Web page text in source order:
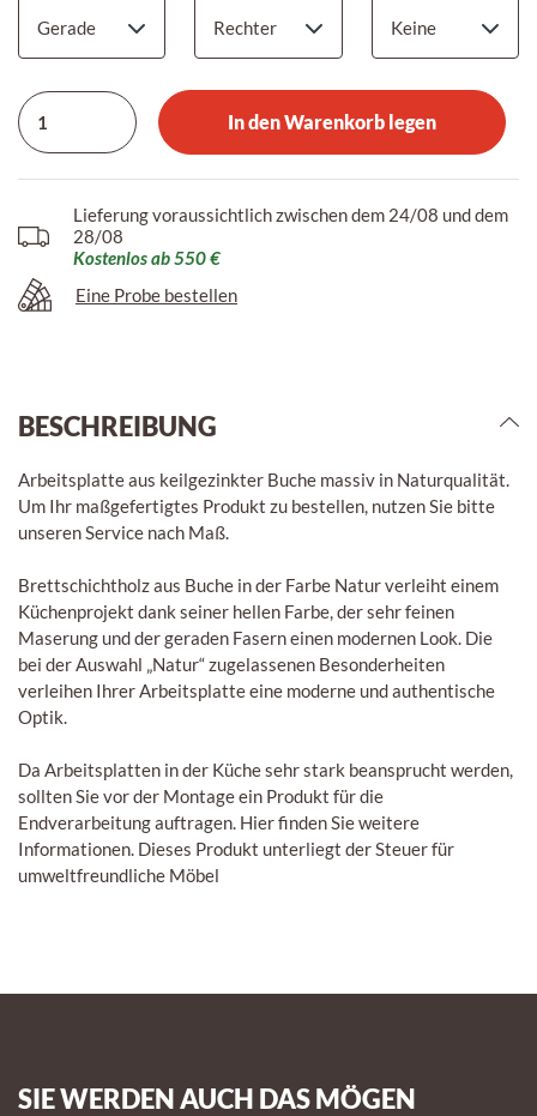
In den Warenkorb legen
Lieferung voraussichtlich zwischen dem 24/08 und dem
28/08
Kostenlos ab 550 €
Eine Probe bestellen
BESCHREIBUNG
Arbeitsplatte aus keilgezinkter Buche massiv in Naturqualität.
Um Ihr maßgefertigtes Produkt zu bestellen, nutzen Sie bitte
unseren Service nach Maß.
Brettschichtholz aus Buche in der Farbe Natur verleiht einem
Küchenprojekt dank seiner hellen Farbe, der sehr feinen
Maserung und der geraden Fasern einen modernen Look. Die
bei der Auswahl „Natur“ zugelassenen Besonderheiten
verleihen Ihrer Arbeitsplatte eine moderne und authentische
Optik.
Da Arbeitsplatten in der Küche sehr stark beansprucht werden,
sollten Sie vor der Montage ein Produkt für die
Endverarbeitung auftragen. Hier finden Sie weitere
Informationen. Dieses Produkt unterliegt der Steuer für
umweltfreundliche Möbel
SIE WERDEN AUCH DAS MÖGEN